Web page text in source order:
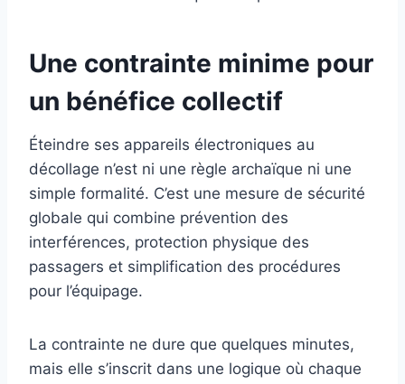
Une contrainte minime pour
un bénéfice collectif
Éteindre ses appareils électroniques au
décollage n’est ni une règle archaïque ni une
simple formalité. C’est une mesure de sécurité
globale qui combine prévention des
interférences, protection physique des
passagers et simplification des procédures
pour l’équipage.
La contrainte ne dure que quelques minutes,
mais elle s’inscrit dans une logique où chaque